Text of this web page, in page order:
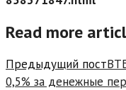
Read more
Предыдущий пост
0,5% за денежные